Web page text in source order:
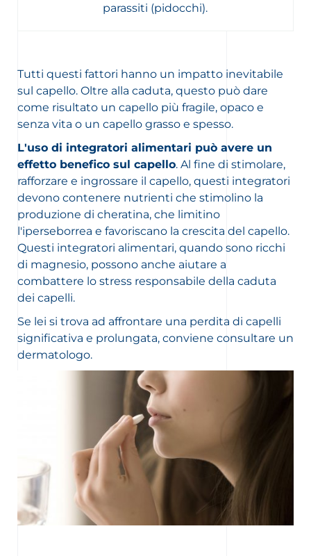
parassiti (pidocchi).
Tutti questi fattori hanno un impatto inevitabile
sul capello. Oltre alla caduta, questo può dare
come risultato un capello più fragile, opaco e
senza vita o un capello grasso e spesso.
L'uso di integratori alimentari può avere un
effetto benefico sul capello. Al fine di stimolare,
rafforzare e ingrossare il capello, questi integratori
devono contenere nutrienti che stimolino la
produzione di cheratina, che limitino
l'iperseborrea e favoriscano la crescita del capello.
Questi integratori alimentari, quando sono ricchi
di magnesio, possono anche aiutare a
combattere lo stress responsabile della caduta
dei capelli.
Se lei si trova ad affrontare una perdita di capelli
significativa e prolungata, conviene consultare un
dermatologo.